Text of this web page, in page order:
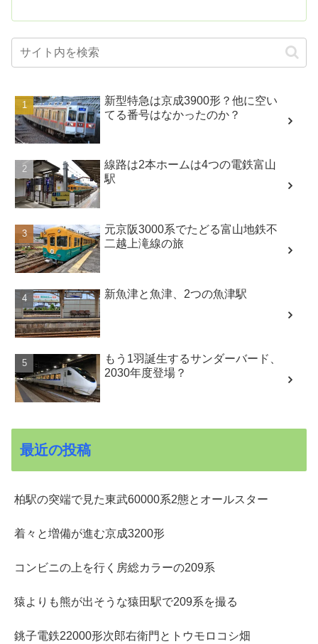
新型特急は京成3900形？他に空い
てる番号はなかったのか？
線路は2本ホームは4つの電鉄富山
駅
元京阪3000系でたどる富山地鉄不
二越上滝線の旅
新魚津と魚津、2つの魚津駅
もう1羽誕生するサンダーバード、
2030年度登場？
最近の投稿
柏駅の突端で見た東武60000系2態とオールスター
着々と増備が進む京成3200形
コンビニの上を行く房総カラーの209系
猿よりも熊が出そうな猿田駅で209系を撮る
銚子電鉄22000形次郎右衛門とトウモロコシ畑